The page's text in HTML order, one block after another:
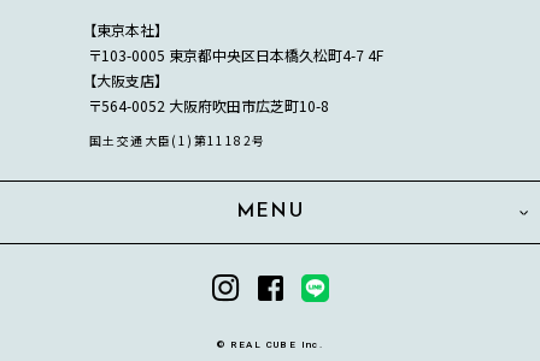
【東京本社】
〒103-0005 東京都中央区日本橋久松町4-7 4F
【大阪支店】
〒564-0052 大阪府吹田市広芝町10-8
国土交通大臣(1)第11182号
MENU
© REAL CUBE Inc.